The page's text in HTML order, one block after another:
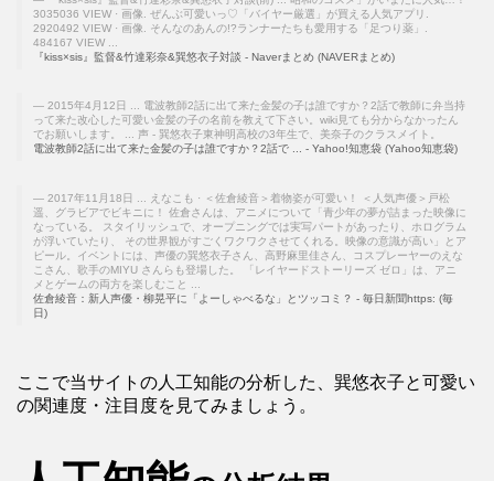
3035036 VIEW · 画像. ぜんぶ可愛いっ♡「バイヤー厳選」が買える人気アプリ.
2920492 VIEW · 画像. そんなのあんの!?ランナーたちも愛用する「足つり薬」.
484167 VIEW ...
『kiss×sis』監督&竹達彩奈&巽悠衣子対談 - Naverまとめ (NAVERまとめ)
2015年4月12日 ... 電波教師2話に出て来た金髪の子は誰ですか？2話で教師に弁当持
って来た改心した可愛い金髪の子の名前を教えて下さい。wiki見ても分からなかったん
でお願いします。 ... 声 - 巽悠衣子東神明高校の3年生で、美奈子のクラスメイト。
電波教師2話に出て来た金髪の子は誰ですか？2話で ... - Yahoo!知恵袋 (Yahoo知恵袋)
2017年11月18日 ... えなこも · ＜佐倉綾音＞着物姿が可愛い！ ＜人気声優＞戸松
遥、グラビアでビキニに！ 佐倉さんは、アニメについて「青少年の夢が詰まった映像に
なっている。 スタイリッシュで、オープニングでは実写パートがあったり、ホログラム
が浮いていたり、 その世界観がすごくワクワクさせてくれる。映像の意識が高い」とア
ピール。イベントには、声優の巽悠衣子さん、高野麻里佳さん、コスプレーヤーのえな
こさん、歌手のMIYU さんらも登場した。 「レイヤードストーリーズ ゼロ」は、アニ
メとゲームの両方を楽しむこと ...
佐倉綾音：新人声優・柳晃平に「よーしゃべるな」とツッコミ？ - 毎日新聞https: (毎
日)
ここで当サイトの人工知能の分析した、巽悠衣子と可愛い
の関連度・注目度を見てみましょう。